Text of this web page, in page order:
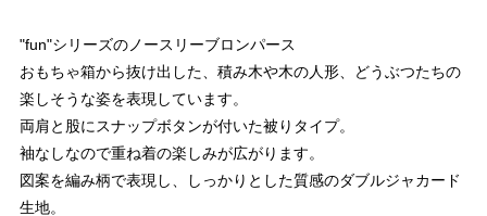
"fun"シリーズのノースリーブロンパース
おもちゃ箱から抜け出した、積み木や木の人形、どうぶつたちの
楽しそうな姿を表現しています。
両肩と股にスナップボタンが付いた被りタイプ。
袖なしなので重ね着の楽しみが広がります。
図案を編み柄で表現し、しっかりとした質感のダブルジャカード
生地。